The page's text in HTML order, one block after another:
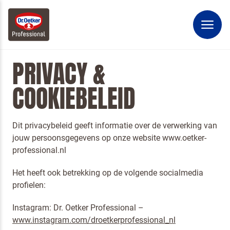
PRIVACY &
COOKIEBELEID
Dit privacybeleid geeft informatie over de verwerking van
jouw persoonsgegevens op onze website www.oetker-
professional.nl
Het heeft ook betrekking op de volgende socialmedia
profielen:
Instagram: Dr. Oetker Professional –
www.instagram.com/droetkerprofessional_nl